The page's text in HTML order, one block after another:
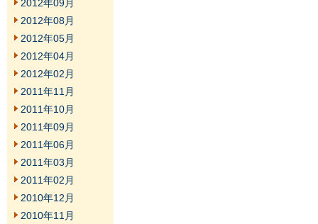
2012年09月
2012年08月
2012年05月
2012年04月
2012年02月
2011年11月
2011年10月
2011年09月
2011年06月
2011年03月
2011年02月
2010年12月
2010年11月